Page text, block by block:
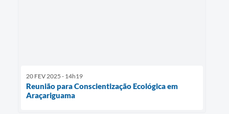
20 FEV 2025 - 14h19
Reunião para Conscientização Ecológica em
Araçariguama